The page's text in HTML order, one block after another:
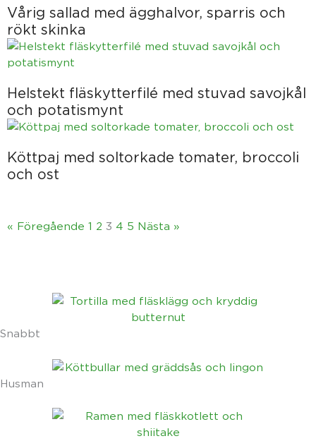
Vårig sallad med ägghalvor, sparris och
rökt skinka
Helstekt fläskytterfilé med stuvad savojkål
och potatismynt
Köttpaj med soltorkade tomater, broccoli
och ost
« Föregående 1 2 3 4 5 Nästa »
Snabbt
Husman